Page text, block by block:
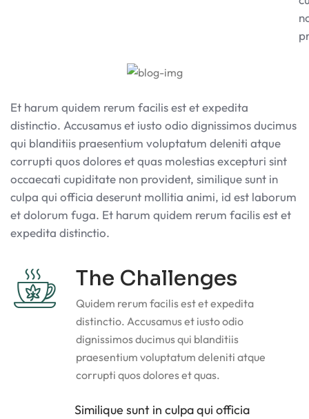
Et harum quidem rerum facilis est et expedita
distinctio. Accusamus et iusto odio dignissimos ducimus
qui blanditiis praesentium voluptatum deleniti atque
corrupti quos dolores et quas molestias excepturi sint
occaecati cupiditate non provident, similique sunt in
culpa qui officia deserunt mollitia animi, id est laborum
et dolorum fuga. Et harum quidem rerum facilis est et
expedita distinctio.
The Challenges
Quidem rerum facilis est et expedita
distinctio. Accusamus et iusto odio
dignissimos ducimus qui blanditiis
praesentium voluptatum deleniti atque
corrupti quos dolores et quas.
Similique sunt in culpa qui officia